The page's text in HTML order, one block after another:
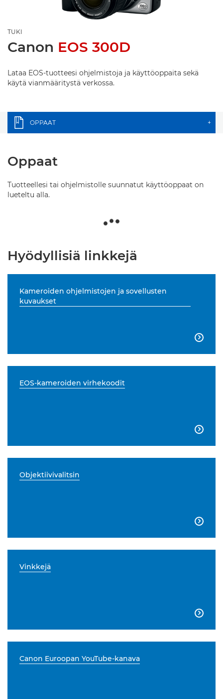
TUKI
Canon EOS 300D
Lataa EOS-tuotteesi ohjelmistoja ja käyttöoppaita sekä
käytä vianmääritystä verkossa.
OPPAAT +
Oppaat
Tuotteellesi tai ohjelmistolle suunnatut käyttöoppaat on
lueteltu alla.
Hyödyllisiä linkkejä
Kameroiden ohjelmistojen ja sovellusten
kuvaukset

EOS-kameroiden virhekoodit

Objektiivivalitsin

Vinkkejä

Canon Euroopan YouTube-kanava